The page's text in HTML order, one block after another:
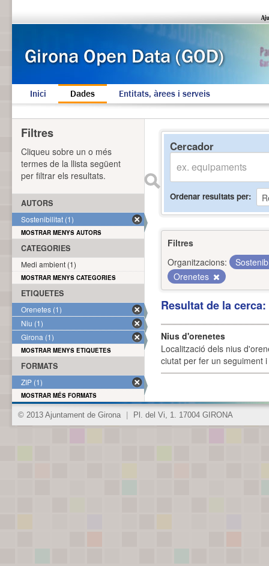
Inici Dades Entitats, àrees i serveis
Cercador
Ordenar resultats per
Filtres
Organitzacions:
Orenetes
Resultat de la
Nius d'orenetes
Localització dels nius
ciutat per fer un seguiment
Filtres
Cliqueu sobre un o més
termes de la llista següent
per filtrar els resultats.
AUTORS
Sostenibilitat (1)
MOSTRAR MENYS AUTORS
CATEGORIES
Medi ambient (1)
MOSTRAR MENYS CATEGORIES
ETIQUETES
Orenetes (1)
Niu (1)
Girona (1)
MOSTRAR MENYS ETIQUETES
FORMATS
ZIP (1)
MOSTRAR MÉS FORMATS
© 2013 Ajuntament de Girona Pl. del Vi, 1. 17004 GIRONA